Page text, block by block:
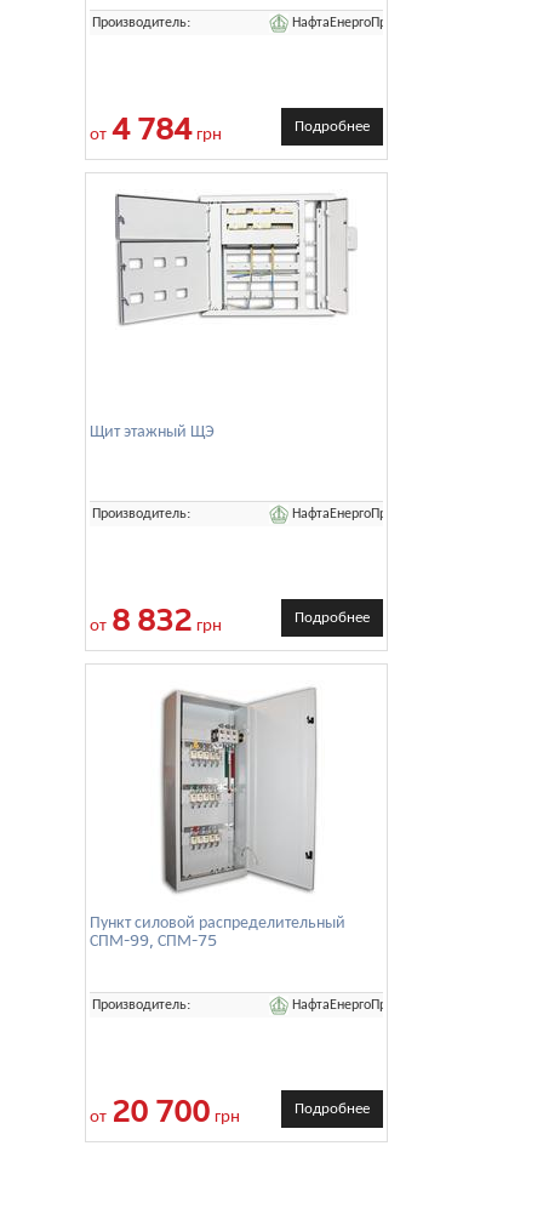
Производитель: НафтаЕнергоПром
от 4 784грн Подробнее
Щит этажный ЩЭ
Производитель: НафтаЕнергоПром
от 8 832 грн Подробнее
Пункт силовой распределительный
СПМ-99, СПМ-75
Производитель: НафтаЕнергоПром
от 20 700 грн Подробнее